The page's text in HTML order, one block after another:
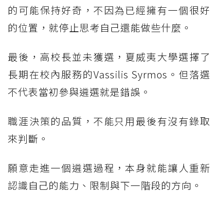
的可能保持好奇，不因為已經擁有一個很好
的位置，就停止思考自己還能做些什麼。
最後，高校長並未獲選，夏威夷大學選擇了
長期在校內服務的Vassilis Syrmos。但落選
不代表當初參與遴選就是錯誤。
職涯決策的品質，不能只用最後有沒有錄取
來判斷。
願意走進一個遴選過程，本身就能讓人重新
認識自己的能力、限制與下一階段的方向。